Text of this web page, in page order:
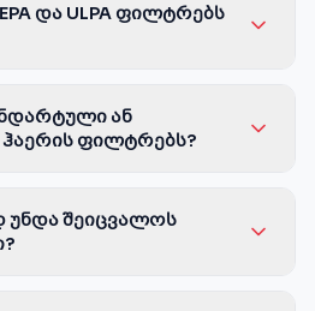
და ULPA ფილტრებს
ან
ჰაერის ფილტრებს?
უნდა შეიცვალოს